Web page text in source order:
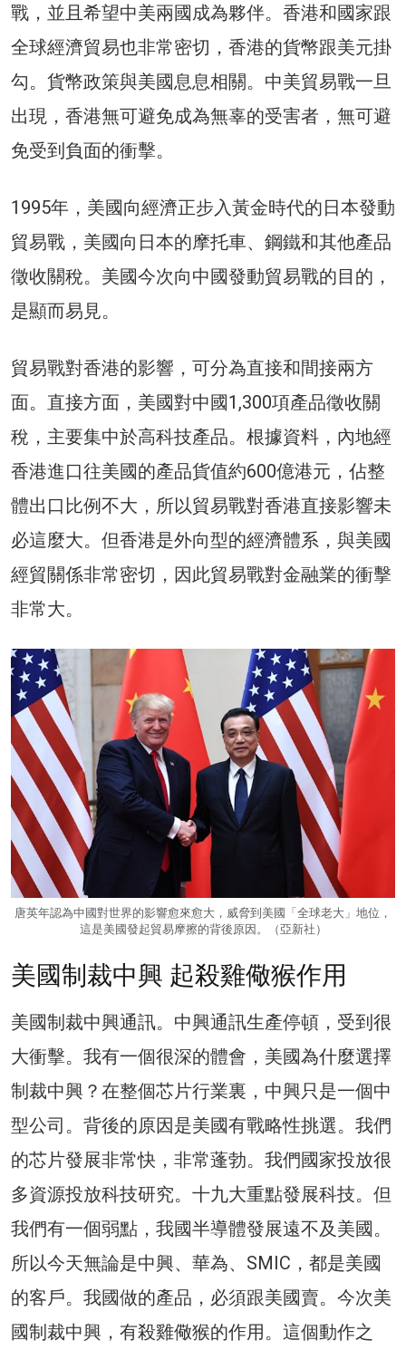
戰，並且希望中美兩國成為夥伴。香港和國家跟
全球經濟貿易也非常密切，香港的貨幣跟美元掛
勾。貨幣政策與美國息息相關。中美貿易戰一旦
出現，香港無可避免成為無辜的受害者，無可避
免受到負面的衝擊。
1995年，美國向經濟正步入黃金時代的日本發動
貿易戰，美國向日本的摩托車、鋼鐵和其他產品
徵收關稅。美國今次向中國發動貿易戰的目的，
是顯而易見。
貿易戰對香港的影響，可分為直接和間接兩方
面。直接方面，美國對中國1,300項產品徵收關
稅，主要集中於高科技產品。根據資料，內地經
香港進口往美國的產品貨值約600億港元，佔整
體出口比例不大，所以貿易戰對香港直接影響未
必這麼大。但香港是外向型的經濟體系，與美國
經貿關係非常密切，因此貿易戰對金融業的衝擊
非常大。
唐英年認為中國對世界的影響愈來愈大，威脅到美國「全球老大」地位，
這是美國發起貿易摩擦的背後原因。（亞新社）
美國制裁中興 起殺雞儆猴作用
美國制裁中興通訊。中興通訊生產停頓，受到很
大衝擊。我有一個很深的體會，美國為什麼選擇
制裁中興？在整個芯片行業裏，中興只是一個中
型公司。背後的原因是美國有戰略性挑選。我們
的芯片發展非常快，非常蓬勃。我們國家投放很
多資源投放科技研究。十九大重點發展科技。但
我們有一個弱點，我國半導體發展遠不及美國。
所以今天無論是中興、華為、SMIC，都是美國
的客戶。我國做的產品，必須跟美國賣。今次美
國制裁中興，有殺雞儆猴的作用。這個動作之